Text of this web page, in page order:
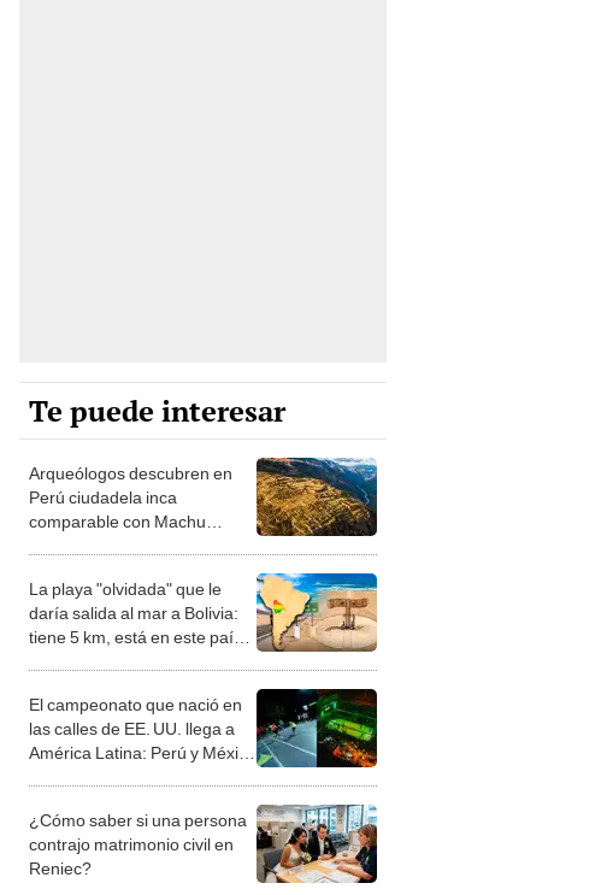
Te puede interesar
Arqueólogos descubren en
Perú ciudadela inca
comparable con Machu
cobre
La playa "olvidada" que le
daría salida al mar a Bolivia:
tiene 5 km, está en este país,
El campeonato que nació en
las calles de EE. UU. llega a
América Latina: Perú y México
¿Cómo saber si una persona
contrajo matrimonio civil en
Reniec?